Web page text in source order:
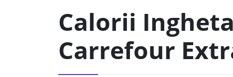
Calorii
Carrefour